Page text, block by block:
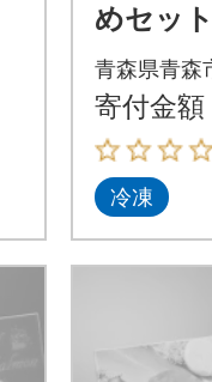
めセッ
昆布締
青森県青森
寄付金額
冷凍